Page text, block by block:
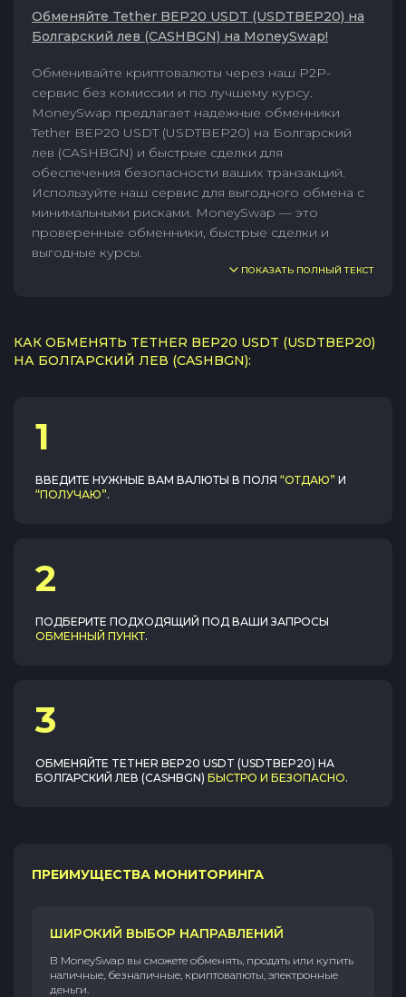
Обменяйте Tether BEP20 USDT (USDTBEP20) на
Болгарский лев (CASHBGN) на MoneySwap!
Обменивайте криптовалюты через наш P2P-
сервис без комиссии и по лучшему курсу.
MoneySwap предлагает надежные обменники
Tether BEP20 USDT (USDTBEP20) на Болгарский
лев (CASHBGN) и быстрые сделки для
обеспечения безопасности ваших транзакций.
Используйте наш сервис для выгодного обмена с
минимальными рисками. MoneySwap — это
проверенные обменники, быстрые сделки и
выгодные курсы.
ПОКАЗАТЬ ПОЛНЫЙ ТЕКСТ
КАК ОБМЕНЯТЬ TETHER BEP20 USDT (USDTBEP20)
НА БОЛГАРСКИЙ ЛЕВ (CASHBGN):
1
ВВЕДИТЕ НУЖНЫЕ ВАМ ВАЛЮТЫ В ПОЛЯ “ОТДАЮ” И
“ПОЛУЧАЮ”.
2
ПОДБЕРИТЕ ПОДХОДЯЩИЙ ПОД ВАШИ ЗАПРОСЫ
ОБМЕННЫЙ ПУНКТ.
3
ОБМЕНЯЙТЕ TETHER BEP20 USDT (USDTBEP20) НА
БОЛГАРСКИЙ ЛЕВ (CASHBGN) БЫСТРО И БЕЗОПАСНО.
ПРЕИМУЩЕСТВА МОНИТОРИНГА
ШИРОКИЙ ВЫБОР НАПРАВЛЕНИЙ
В MoneySwap вы сможете обменять, продать или купить
наличные, безналичные, криптовалюты, электронные
деньги.